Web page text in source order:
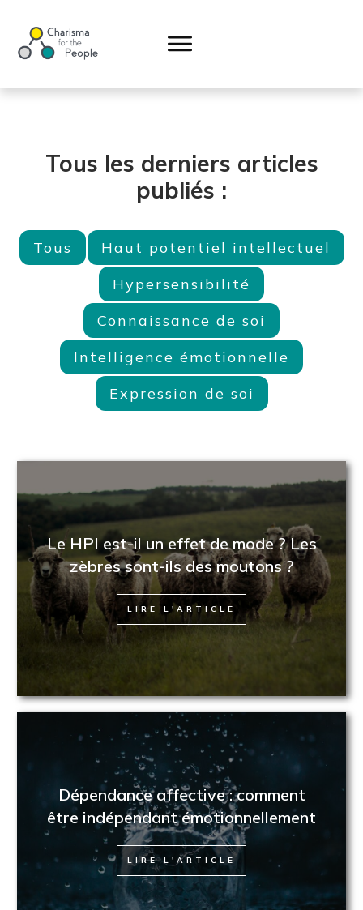
Tous les derniers articles
publiés :
Tous
Haut potentiel intellectuel
Hypersensibilité
Connaissance de soi
Intelligence émotionnelle
Expression de soi
Le HPI est-il un effet de mode ? Les
zèbres sont-ils des moutons ?
LIRE L'ARTICLE
Dépendance affective : comment
être indépendant émotionnellement
LIRE L'ARTICLE